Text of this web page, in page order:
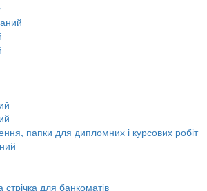
папки для дипломних і курсових робіт
стрічка для банкоматів